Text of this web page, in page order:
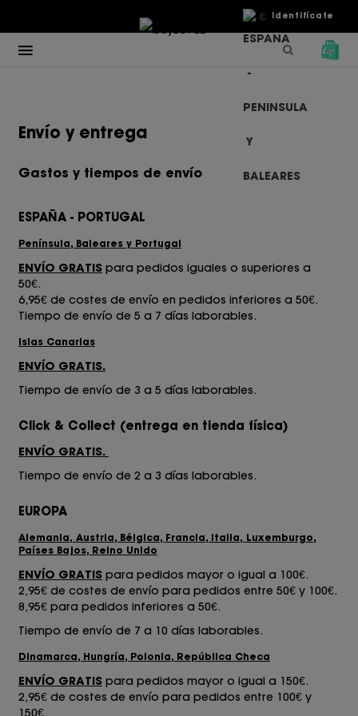
Identifícate
€
Envío y entrega
Gastos y tiempos de envío
ESPAÑA - PORTUGAL
Península, Baleares y Portugal
ENVÍO GRATIS para pedidos iguales o superiores a
50€.
6,95€ de costes de envío en pedidos inferiores a 50€.
Tiempo de envío de 5 a 7 días laborables.
Islas Canarias
ENVÍO GRATIS.
Tiempo de envío de 3 a 5 días laborables.
Click & Collect (entrega en tienda física)
ENVÍO GRATIS.
Tiempo de envío de 2 a 3 días laborables.
EUROPA
Alemania, Austria, Bélgica, Francia, Italia, Luxemburgo,
Países Bajos, Reino Unido
ENVÍO GRATIS para pedidos mayor o igual a 100€.
2,95€ de costes de envío para pedidos entre 50€ y 100€.
8,95€ para pedidos inferiores a 50€.
Tiempo de envío de 7 a 10 días laborables.
Dinamarca, Hungría, Polonia, República Checa
ENVÍO GRATIS para pedidos mayor o igual a 150€.
2,95€ de costes de envío para pedidos entre 100€ y
150€.